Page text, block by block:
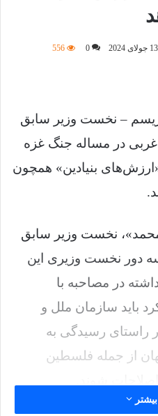
0
556
– نخست وزیر سابق
غربی در مساله جنگ غزه
بنیادین» همچون
محمد»، نخست وزیر سابق
سه دور نخست وزیری این
در مصاحبه با
باید سازمان ملل و
راستای رسیدگی به
از جمله فلسطین